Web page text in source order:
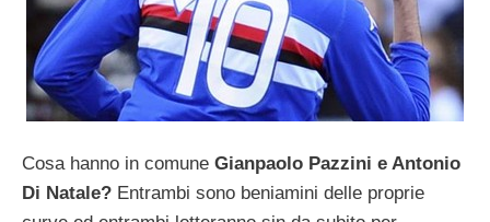
Cosa hanno in comune Gianpaolo Pazzini e Antonio
Di Natale? Entrambi sono beniamini delle proprie